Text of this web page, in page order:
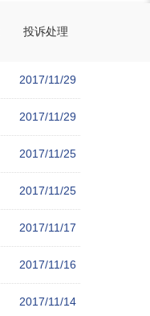
投诉处理
2017/11/29
2017/11/29
2017/11/25
2017/11/25
2017/11/17
2017/11/16
2017/11/14